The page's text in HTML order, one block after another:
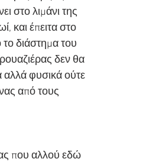
στο λιμάνι της
και έπειτα στο
διάστημα του
δεν θα
αλλά φυσικά ούτε
από τους
που αλλού εδώ